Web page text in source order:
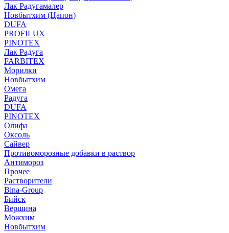
Лак Радугамалер
Новбытхим (Цапон)
DUFA
PROFILUX
PINOTEX
Лак Радуга
FARBITEX
Морилки
Новбытхим
Омега
Радуга
DUFA
PINOTEX
Олифа
Оксоль
Сайвер
Противоморозные добавки в раствор
Антимороз
Прочее
Растворители
Bina-Group
Бийск
Вершина
Можхим
Новбытхим